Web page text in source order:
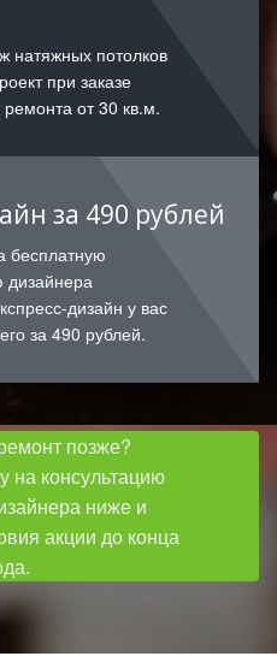
натяжных потолков
при заказе
ремонта от 30 кв.м.
за 490 рублей
бесплатную
дизайнера
дизайн у вас
за 490 рублей.
позже?
на консультацию
ниже и
акции до конца